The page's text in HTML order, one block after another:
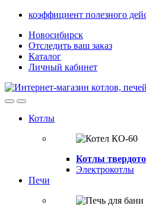
Skip
navigation
Skip
content
коэффициент полезного
Новосибирск
Отследить ваш заказ
Каталог
Личный кабинет
OpenClose
Котлы
Котлы
Электрокотлы
Печи